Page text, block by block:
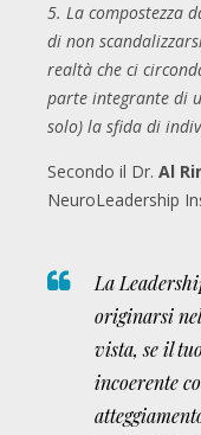
5. La compostezza
di non
realtà che ci
parte integrante di
solo) la sfida di
Secondo il Dr. Al
NeuroLeadership
La
originarsi
vista, se il
incoerente